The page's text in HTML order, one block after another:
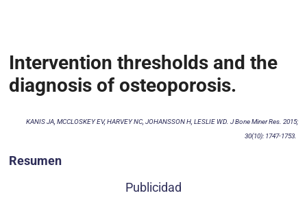
Intervention thresholds and the
diagnosis of osteoporosis.
KANIS JA, MCCLOSKEY EV, HARVEY NC, JOHANSSON H, LESLIE WD. J Bone Miner Res. 2015;
30(10): 1747-1753.
Resumen
Publicidad